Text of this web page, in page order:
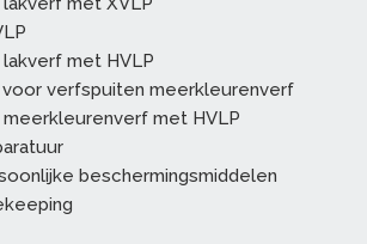
met HVLP
verfspuiten meerkleurenverf
met HVLP
beschermingsmiddelen